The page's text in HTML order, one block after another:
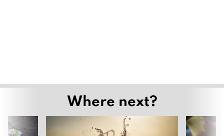
Where next?